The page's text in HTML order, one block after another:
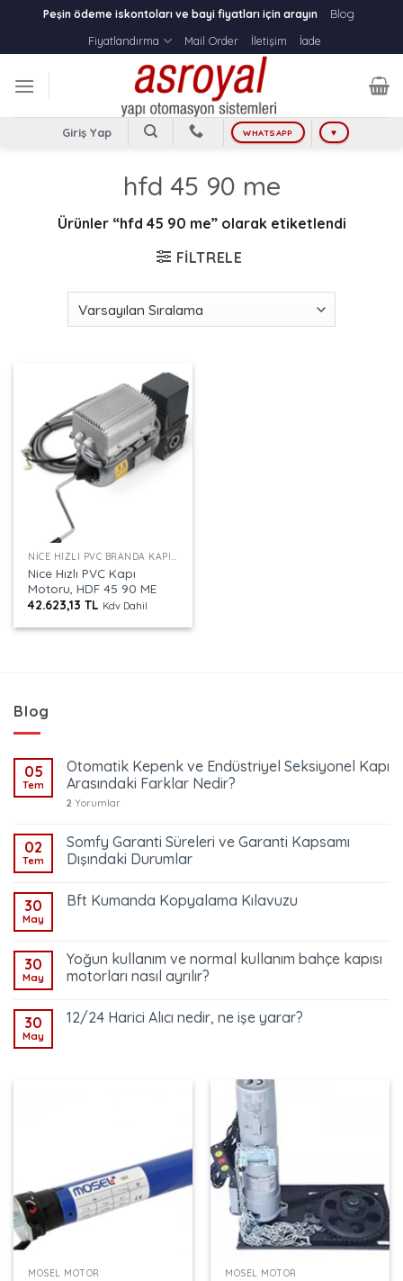
content
Peşin ödeme iskontoları ve bayi fiyatları için arayın
Blog
Fiyatlandırma
Mail Order İletişim İade
Giriş Yap WHATSAPP ♥
hfd 45 90 me
Ürünler “hfd 45 90 me” olarak etiketlendi
FILTRELE
NICE HIZLI PVC BRANDA KAPI MOTORLARI
Nice Hızlı PVC Kapı
Motoru, HDF 45 90 ME
42.623,13TL Kdv Dahil
Blog
05
Tem
Otomatik Kepenk ve Endüstriyel Seksiyonel Kapı
Arasındaki Farklar Nedir?
2 Yorumlar
02
Tem
Somfy Garanti Süreleri ve Garanti Kapsamı
Dışındaki Durumlar
30
May
Bft Kumanda Kopyalama Kılavuzu
30
May
Yoğun kullanım ve normal kullanım bahçe kapısı
motorları nasıl ayrılır?
30
May
12/24 Harici Alıcı nedir, ne işe yarar?
MOSEL MOTOR MOSEL MOTOR